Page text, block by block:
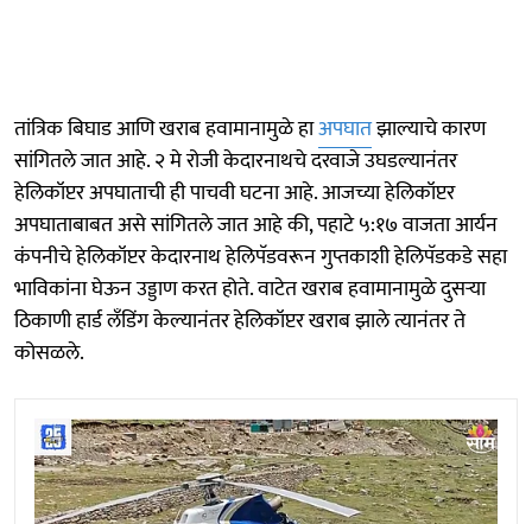
तांत्रिक बिघाड आणि खराब हवामानामुळे हाअपघातझाल्याचे कारण
सांगितले जात आहे. २ मे रोजी केदारनाथचे दरवाजे उघडल्यानंतर
हेलिकॉप्टर अपघाताची ही पाचवी घटना आहे. आजच्या हेलिकॉप्टर
अपघाताबाबत असे सांगितले जात आहे की, पहाटे ५:१७ वाजता आर्यन
कंपनीचे हेलिकॉप्टर केदारनाथ हेलिपॅडवरून गुप्तकाशी हेलिपॅडकडे सहा
भाविकांना घेऊन उड्डाण करत होते. वाटेत खराब हवामानामुळे दुसऱ्या
ठिकाणी हार्ड लँडिंग केल्यानंतर हेलिकॉप्टर खराब झाले त्यानंतर ते
कोसळले.